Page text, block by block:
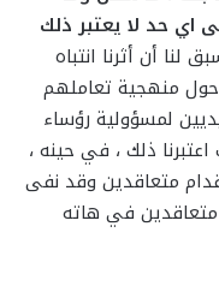
اي حد لا يعتبر ذلك
لنا أن أثرنا انتباه
حول منهجية تعاملهم
لمسؤولية رؤساء
ذلك ، في حينه ،
متعاقدين وقد نفى
في هاته